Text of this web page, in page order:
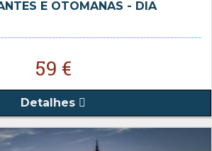
E OTOMANAS - DIA
59 €
Detalhes